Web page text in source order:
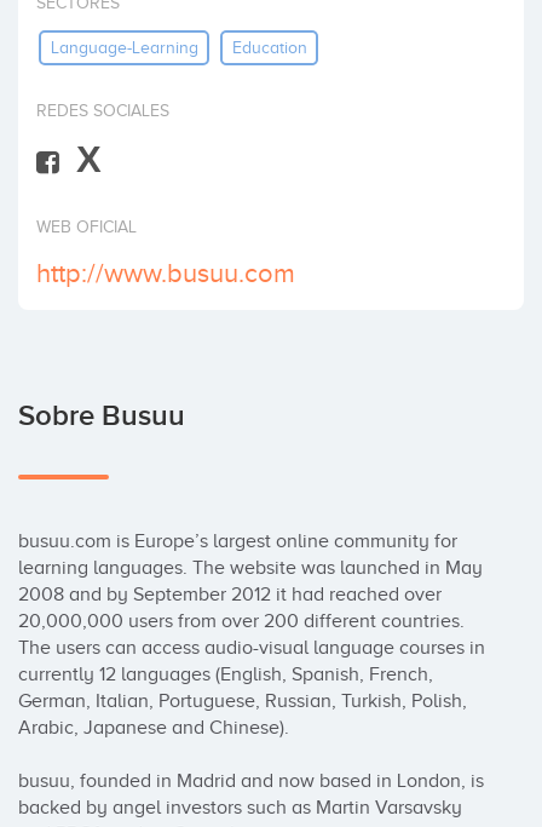
Language-Learning Education
REDES SOCIALES
X
WEB OFICIAL
http://www.busuu.com
Sobre Busuu
busuu.com is Europe’s largest online community for
learning languages. The website was launched in May
2008 and by September 2012 it had reached over
20,000,000 users from over 200 different countries.
The users can access audio-visual language courses in
currently 12 languages (English, Spanish, French,
German, Italian, Portuguese, Russian, Turkish, Polish,
Arabic, Japanese and Chinese).
busuu, founded in Madrid and now based in London, is
backed by angel investors such as Martin Varsavsky